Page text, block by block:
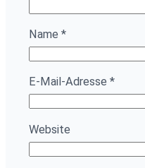
Name *
E-Mail-Adresse *
Website